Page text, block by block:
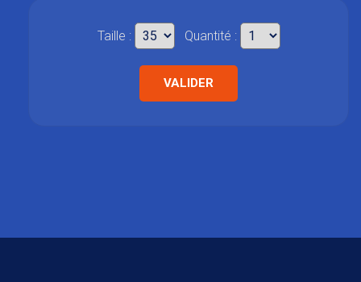
Taille : Quantité :
VALIDER